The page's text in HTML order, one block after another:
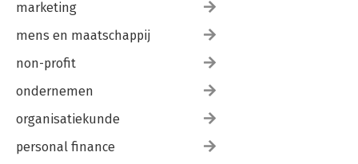
marketing
mens en maatschappij
non-profit
ondernemen
organisatiekunde
personal finance